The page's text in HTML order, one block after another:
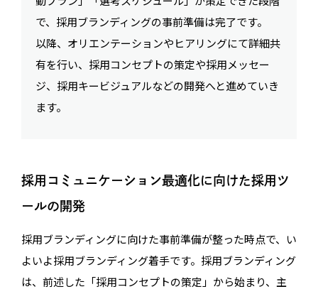
で、採用ブランディングの事前準備は完了です。
以降、オリエンテーションやヒアリングにて詳細共
有を行い、採用コンセプトの策定や採用メッセー
ジ、採用キービジュアルなどの開発へと進めていき
ます。
採用コミュニケーション最適化に向けた採用ツ
ールの開発
採用ブランディングに向けた事前準備が整った時点で、い
よいよ採用ブランディング着手です。採用ブランディング
は、前述した「採用コンセプトの策定」から始まり、主